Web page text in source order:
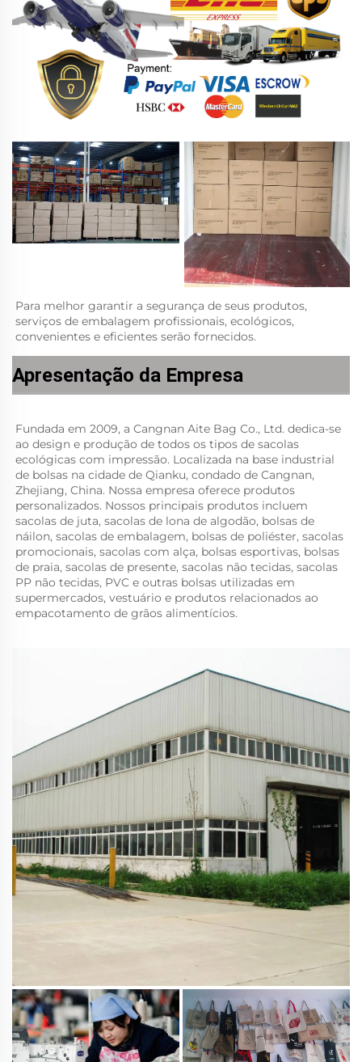
Para melhor garantir a segurança de seus produtos,
serviços de embalagem profissionais, ecológicos,
convenientes e eficientes serão fornecidos.
Apresentação da Empresa
Fundada em 2009, a Cangnan Aite Bag Co., Ltd. dedica-se
ao design e produção de todos os tipos de sacolas
ecológicas com impressão. Localizada na base industrial
de bolsas na cidade de Qianku, condado de Cangnan,
Zhejiang, China. Nossa empresa oferece produtos
personalizados. Nossos principais produtos incluem
sacolas de juta, sacolas de lona de algodão, bolsas de
náilon, sacolas de embalagem, bolsas de poliéster, sacolas
promocionais, sacolas com alça, bolsas esportivas, bolsas
de praia, sacolas de presente, sacolas não tecidas, sacolas
PP não tecidas, PVC e outras bolsas utilizadas em
supermercados, vestuário e produtos relacionados ao
empacotamento de grãos alimentícios.